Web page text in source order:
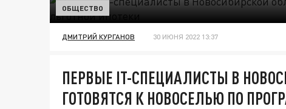
ОБЩЕСТВО
ДМИТРИЙ КУРГАНОВ 30 ИЮНЯ 2022 13:37
ПЕРВЫЕ IT-СПЕЦИАЛИСТЫ В
ГОТОВЯТСЯ К НОВОСЕЛЬЮ ПО